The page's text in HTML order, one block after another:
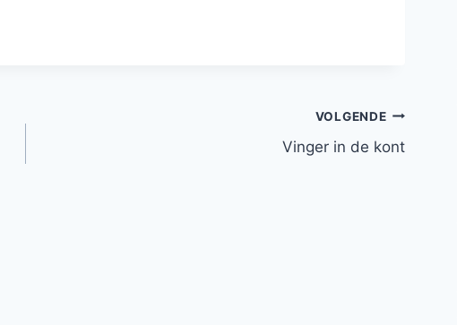
VOLGENDE
Vinger in de kont